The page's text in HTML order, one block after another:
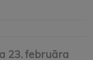
23. februāra